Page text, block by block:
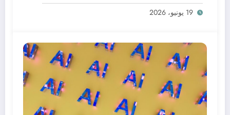
19 يونيو، 2026